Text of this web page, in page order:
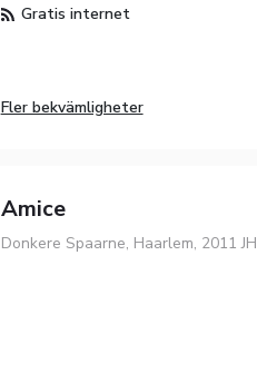
Gratis internet
Fler bekvämligheter
Amice
Donkere Spaarne, Haarlem, 2011 JH